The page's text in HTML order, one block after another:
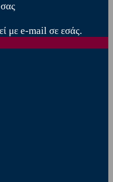
με e-mail σε εσάς.